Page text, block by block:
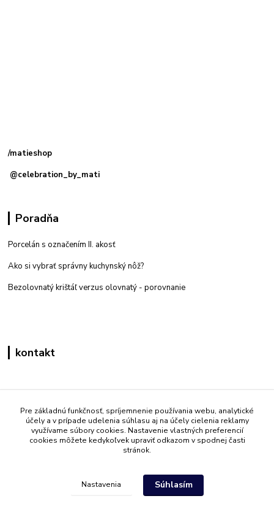
/matieshop
@celebration_by_mati
Poradňa
Porcelán s označením II. akosť
Ako si vybrať správny kuchynský nôž?
Bezolovnatý krištáľ verzus olovnatý - porovnanie
kontakt
+421 908 861 051
(Po - Pia 7:30-15:30)
info@mati.sk
Pre základnú funkčnosť, spríjemnenie používania webu, analytické
účely a v prípade udelenia súhlasu aj na účely cielenia reklamy
využívame súbory cookies. Nastavenie vlastných preferencií
cookies môžete kedykoľvek upraviť odkazom v spodnej časti
stránok.
Nastavenia Súhlasím